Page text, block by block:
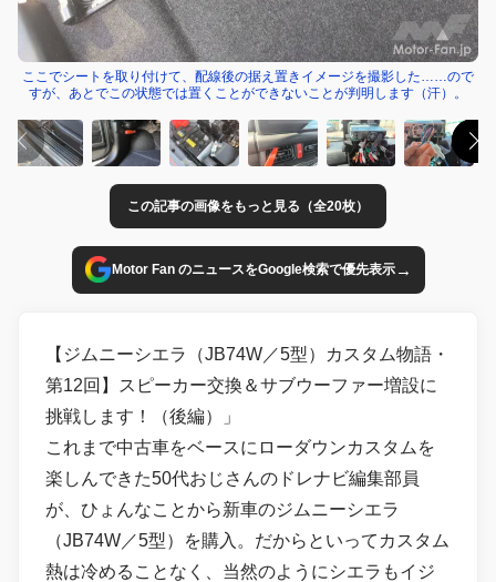
ここでシートを取り付けて、配線後の据え置きイメージを撮影した……ので
すが、あとでこの状態では置くことができないことが判明します（汗）。
この記事の画像をもっと見る（全20枚）
Motor Fan のニュースをGoogle検索で優先表示→
【ジムニーシエラ（JB74W／5型）カスタム物語・
第12回】スピーカー交換＆サブウーファー増設に
挑戦します！（後編）」
これまで中古車をベースにローダウンカスタムを
楽しんできた50代おじさんのドレナビ編集部員
が、ひょんなことから新車のジムニーシエラ
（JB74W／5型）を購入。だからといってカスタム
熱は冷めることなく、当然のようにシエラもイジ